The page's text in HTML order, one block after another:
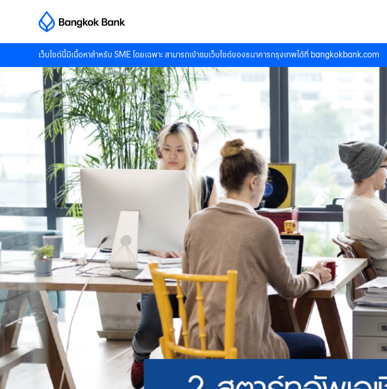
เว็บไซต์นี้มีเนื้อหาสำหรับ SME โดยเฉพาะ สามารถเข้าชมเว็บไซต์ของธนาคารกรุงเทพได้ที่ bangkokbank.com